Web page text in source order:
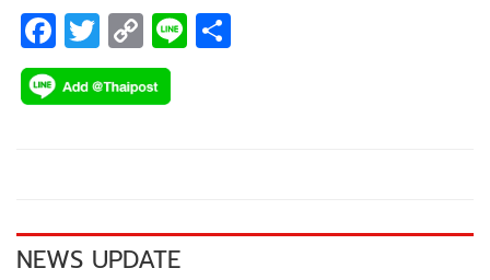
F
ac
e
k
T
wi
tt
C
o
p
k
Li
NEWS UPDATE